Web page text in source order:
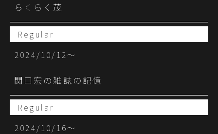
らくらく茂
Regular
2024/10/12〜
関口宏の雑誌の記憶
Regular
2024/10/16〜